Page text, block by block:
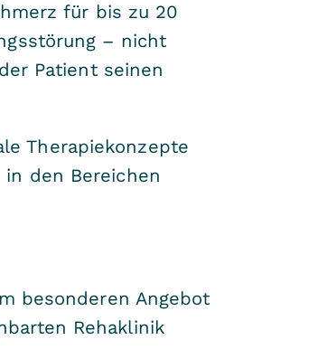
für bis zu 20
– nicht
Patient seinen
Therapiekonzepte
den Bereichen
besonderen Angebot
Rehaklinik